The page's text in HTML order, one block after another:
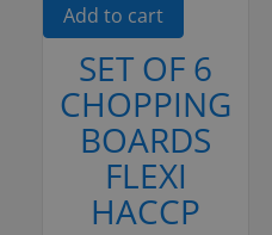
Add to cart
SET OF 6
CHOPPING
BOARDS
FLEXI
HACCP